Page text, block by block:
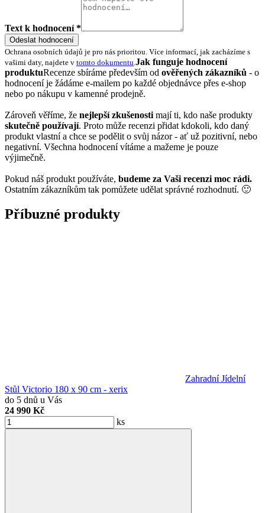
Text k hodnocení *
Odeslat hodnocení
Ochrana osobních údajů je pro nás prioritou. Více informací, jak zacházíme s
vašimi daty, najdete v tomto dokumentu Jak funguje hodnocení
produktuRecenze sbíráme především od ověřených zákazníků - o
hodnocení je žádáme e-mailem po každé objednávce přes e-shop
nebo po nákupu v kamenné prodejně.
Zároveň věříme, že nejlepší zkušenosti mají ti, kdo naše produkty
skutečně používají. Proto může recenzi přidat kdokoli, kdo daný
produkt vlastní a chce se podělit o svůj názor - ať už pozitivní, nebo
negativní. Všechna hodnocení vítáme a mažeme je pouze
výjimečně.
Pokud náš produkt používáte, budeme za Vaši recenzi moc rádi.
Ostatním zákazníkům tak pomůžete udělat správné rozhodnutí. 🙂
Příbuzné produkty
Zahradní Jídelní
Stůl Victorio 180 x 90 cm - xerix
do 5 dnů u Vás
24 990 Kč
ks